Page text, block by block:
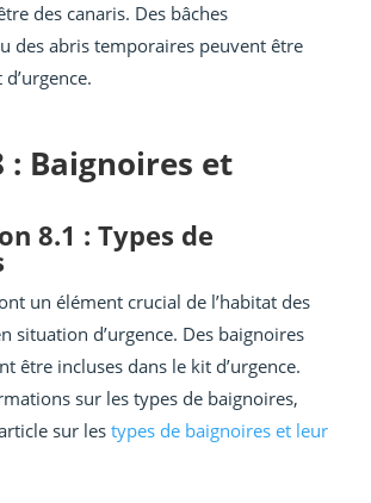
des canaris. Des bâches
des abris temporaires peuvent être
: Baignoires et
8.1 : Types de
un élément crucial de l’habitat des
situation d’urgence. Des baignoires
être incluses dans le kit d’urgence.
sur les types de baignoires,
sur les types de baignoires et leur